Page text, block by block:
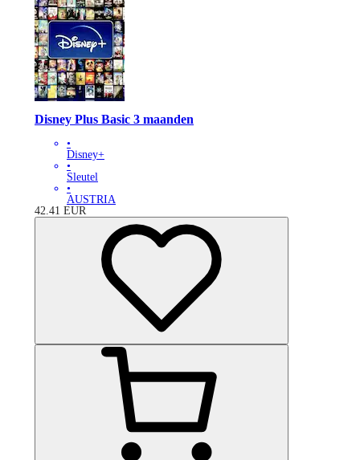
Disney Plus Basic 3 maanden
•
Disney+
•
Sleutel
•
AUSTRIA
42.41 EUR